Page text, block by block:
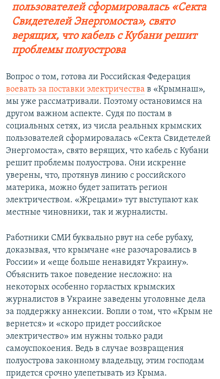
пользователей сформировалась «Секта
Свидетелей Энергомоста», свято
верящих, что кабель с Кубани решит
проблемы полуострова
Вопрос о том, готова ли Российская Федерация
воевать за поставки электричества в «Крымнаш»,
мы уже рассматривали. Поэтому остановимся на
другом важном аспекте. Судя по постам в
социальных сетях, из числа реальных крымских
пользователей сформировалась «Секта Свидетелей
Энергомоста», свято верящих, что кабель с Кубани
решит проблемы полуострова. Они искренне
уверены, что, протянув линию с российского
материка, можно будет запитать регион
электричеством. «Жрецами» тут выступают как
местные чиновники, так и журналисты.
Работники СМИ буквально рвут на себе рубаху,
доказывая, что крымчане «не разочаровались в
России» и «еще больше ненавидят Украину».
Объяснить такое поведение несложно: на
некоторых особенно горластых крымских
журналистов в Украине заведены уголовные дела
за поддержку аннексии. Вопли о том, что «Крым не
вернется» и «скоро придет российское
электричество» им нужны только ради
самоуспокоения. Ведь в случае возвращения
полуострова законному владельцу, этим господам
придется срочно улепетывать из Крыма.